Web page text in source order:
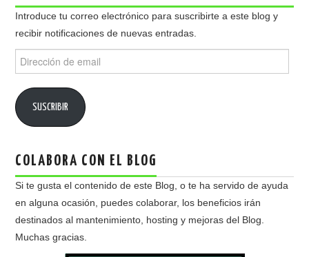
Introduce tu correo electrónico para suscribirte a este blog y
recibir notificaciones de nuevas entradas.
de
SUSCRIBIR
COLABORA CON EL BLOG
Si te gusta el contenido de este Blog, o te ha servido de ayuda
en alguna ocasión, puedes colaborar, los beneficios irán
destinados al mantenimiento, hosting y mejoras del Blog.
Muchas gracias.